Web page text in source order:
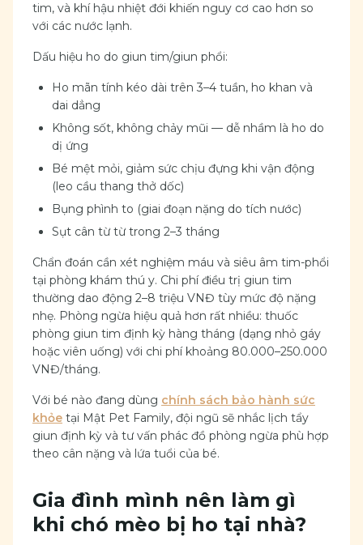
tim, và khí hậu nhiệt đới khiến nguy cơ cao hơn so
với các nước lạnh.
Dấu hiệu ho do giun tim/giun phổi:
Ho mãn tính kéo dài trên 3–4 tuần, ho khan và
dai dẳng
Không sốt, không chảy mũi — dễ nhầm là ho do
dị ứng
Bé mệt mỏi, giảm sức chịu đựng khi vận động
(leo cầu thang thở dốc)
Bụng phình to (giai đoạn nặng do tích nước)
Sụt cân từ từ trong 2–3 tháng
Chẩn đoán cần xét nghiệm máu và siêu âm tim-phổi
tại phòng khám thú y. Chi phí điều trị giun tim
thường dao động 2–8 triệu VNĐ tùy mức độ nặng
nhẹ. Phòng ngừa hiệu quả hơn rất nhiều: thuốc
phòng giun tim định kỳ hàng tháng (dạng nhỏ gáy
hoặc viên uống) với chi phí khoảng 80.000–250.000
VNĐ/tháng.
Với bé nào đang dùng chính sách bảo hành sức
khỏe tại Mật Pet Family, đội ngũ sẽ nhắc lịch tẩy
giun định kỳ và tư vấn phác đồ phòng ngừa phù hợp
theo cân nặng và lứa tuổi của bé.
Gia đình mình nên làm gì
khi chó mèo bị ho tại nhà?